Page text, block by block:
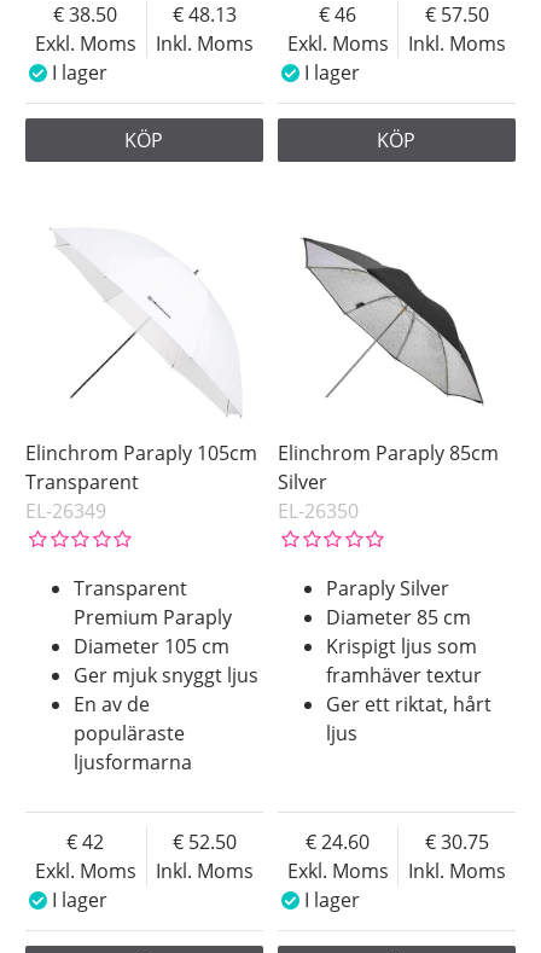
Exkl. Moms
38.50
Inkl. Moms
48.13
I lager
KÖP
Exkl. Moms
46
Inkl. Moms
57.50
I lager
KÖP
Elinchrom Paraply 105cm
Transparent
EL-26349
Transparent
Premium Paraply
Diameter 105 cm
Ger mjuk snyggt ljus
En av de
populäraste
ljusformarna
Exkl. Moms
42
Inkl. Moms
52.50
I lager
Elinchrom Paraply 85cm
Silver
EL-26350
Paraply Silver
Diameter 85 cm
Krispigt ljus som
framhäver textur
Ger ett riktat, hårt
ljus
Exkl. Moms
24.60
Inkl. Moms
30.75
I lager